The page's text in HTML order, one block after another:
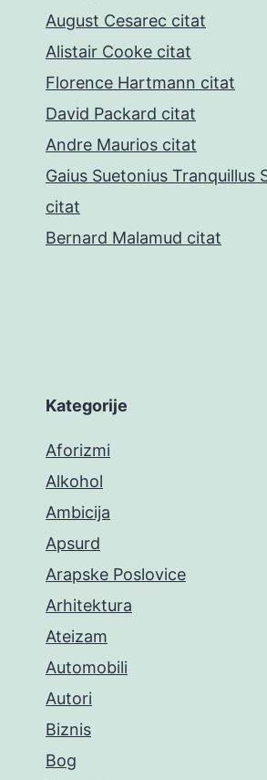
August Cesarec citat
Alistair Cooke citat
Florence Hartmann citat
David Packard citat
Andre Maurios citat
Gaius Suetonius Tranquillus
citat
Bernard Malamud citat
Kategorije
Aforizmi
Alkohol
Ambicija
Apsurd
Arapske Poslovice
Arhitektura
Ateizam
Automobili
Autori
Biznis
Bog